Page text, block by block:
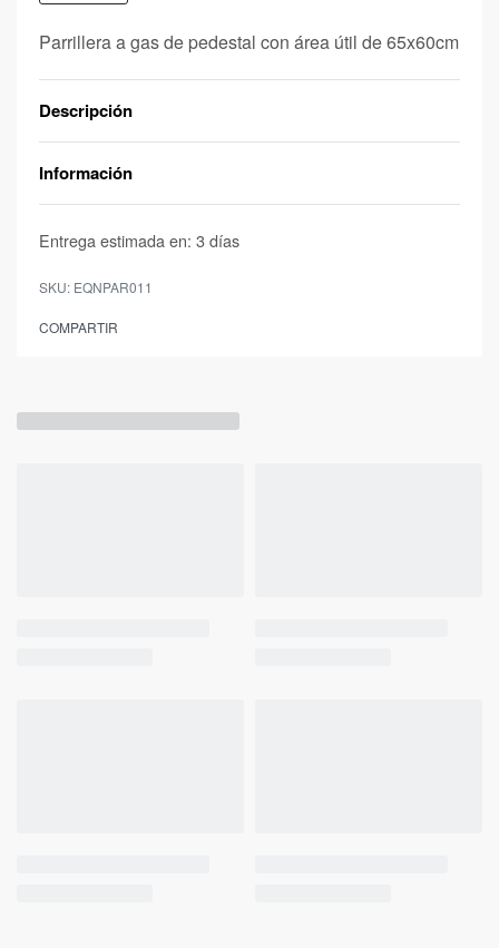
Parrillera a gas de pedestal con área útil de 65x60cm
Descripción
Información
Entrega estimada en: 3 días
EQNPAR011
COMPARTIR